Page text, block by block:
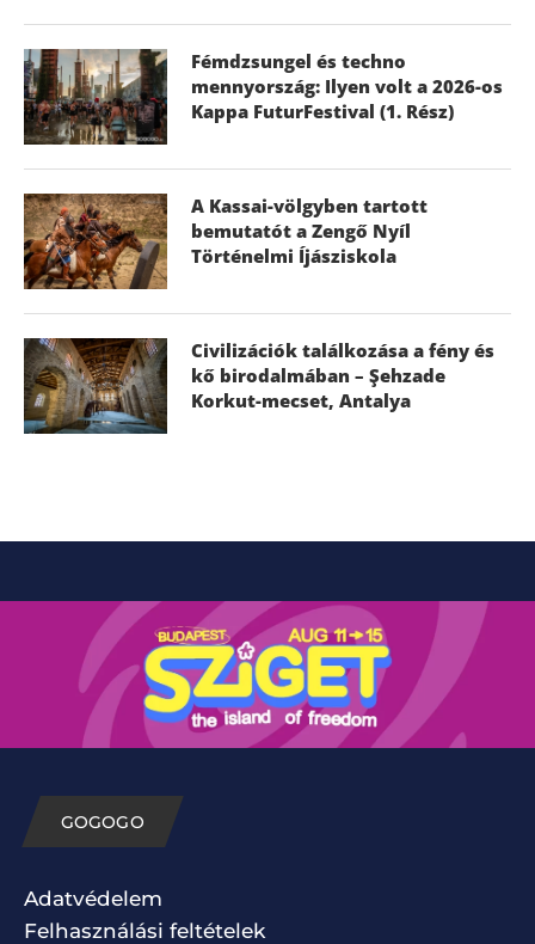
Fémdzsungel és techno
mennyország: Ilyen volt a 2026-os
Kappa FuturFestival (1. Rész)
A Kassai-völgyben tartott
bemutatót a Zengő Nyíl
Történelmi Íjásziskola
Civilizációk találkozása a fény és
kő birodalmában – Şehzade
Korkut-mecset, Antalya
GOGOGO
Adatvédelem
Felhasználási feltételek